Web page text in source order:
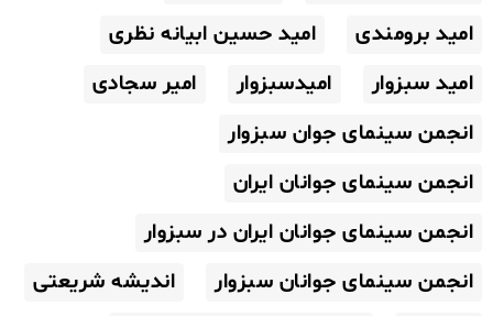
امید برومندی
امید حسین ابیانه نظری
امید سبزوار
امیدسبزوار
امیر سجادی
انجمن سینمای جوان سبزوار
انجمن سینمای جوانان ایران
انجمن سینمای جوانان ایران در سبزوار
انجمن سینمای جوانان سبزوار
اندیشه شریعتی